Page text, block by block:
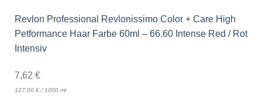
Revlon Professional Revlonissimo Color + Care High
Petformance Haar Farbe 60ml – 66.60 Intense Red / Rot
Intensiv
7,62 €
127,00 €/ 1000 ml